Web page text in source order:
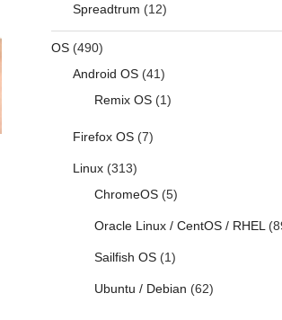
Spreadtrum (12)
OS(490)
Android OS(41)
Remix OS(1)
Firefox OS(7)
Linux(313)
ChromeOS(5)
Oracle Linux / CentOS / RHEL
Sailfish OS(1)
Ubuntu / Debian (62)